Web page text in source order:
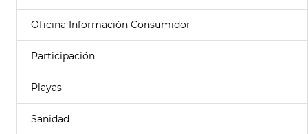
Oficina Información Consumidor
Participación
Playas
Sanidad